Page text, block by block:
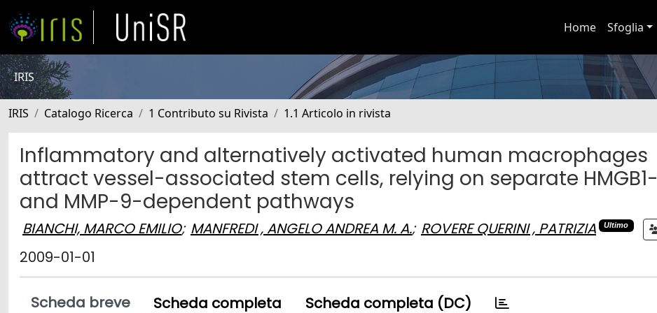
Home Sfoglia
IRIS
IRIS Catalogo Ricerca 1 Contributo su Rivista 1.1 Articolo in rivista
Inflammatory and alternatively activated human macrophages
attract vessel-associated stem cells, relying on separate HMGB1-
and MMP-9-dependent pathways
BIANCHI, MARCO EMILIO; MANFREDI , ANGELO ANDREA M. A.; ROVERE QUERINI , PATRIZIA Ultimo
2009-01-01
Scheda breve Scheda completa Scheda completa (DC)